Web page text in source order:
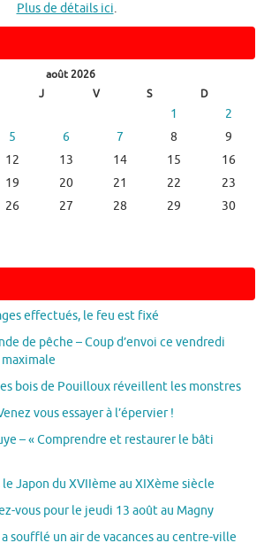
Plus de détails ici.
août 2026
J V S D
1
2
5 6 7 8
9
12 13 14 15
16
19 20 21 22
23
26 27 28 29
30
effectués, le feu est fixé
de pêche – Coup d’envoi ce vendredi
bois de Pouilloux réveillent les monstres
vous essayer à l’épervier !
– « Comprendre et restaurer le bâti
le Japon du XVIIème au XIXème siècle
vous pour le jeudi 13 août au Magny
a soufflé un air de vacances au centre-ville